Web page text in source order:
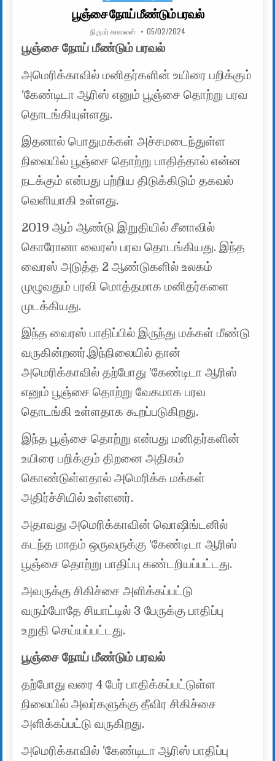
பூஞ்சை நோய் மீண்டும் பரவல்
AUTHOR:
நிருபர் காவலன் PUBLISHED DATE:
05/02/2024
பூஞ்சை நோய் மீண்டும் பரவல்
அமெரிக்காவில் மனிதர்களின் உயிரை பறிக்கும்
‛கேண்டிடா ஆரிஸ் எனும் பூஞ்சை தொற்று பரவ
தொடங்கியுள்ளது.
இதனால் பொதுமக்கள் அச்சமடைந்துள்ள
நிலையில் பூஞ்சை தொற்று பாதித்தால் என்ன
நடக்கும் என்பது பற்றிய திடுக்கிடும் தகவல்
வெளியாகி உள்ளது.
2019 ஆம் ஆண்டு இறுதியில் சீனாவில்
கொரோனா வைரஸ் பரவ தொடங்கியது. இந்த
வைரஸ் அடுத்த 2 ஆண்டுகளில் உலகம்
முழுவதும் பரவி மொத்தமாக மனிதர்களை
முடக்கியது.
இந்த வைரஸ் பாதிப்பில் இருந்து மக்கள் மீண்டு
வருகின்றனர்.இந்நிலையில் தான்
அமெரிக்காவில் தற்போது ‛கேண்டிடா ஆரிஸ்
எனும் பூஞ்சை தொற்று வேகமாக பரவ
தொடங்கி உள்ளதாக கூறப்படுகிறது.
இந்த பூஞ்சை தொற்று என்பது மனிதர்களின்
உயிரை பறிக்கும் திறனை அதிகம்
கொண்டுள்ளதால் அமெரிக்க மக்கள்
அதிர்ச்சியில் உள்ளனர்.
அதாவது அமெரிக்காவின் வொஷிங்டனில்
கடந்த மாதம் ஒருவருக்கு ‛கேண்டிடா ஆரிஸ்
பூஞ்சை தொற்று பாதிப்பு கண்டறியப்பட்டது.
அவருக்கு சிகிச்சை அளிக்கப்பட்டு
வரும்போதே சியாட்டில் 3 பேருக்கு பாதிப்பு
உறுதி செய்யப்பட்டது.
பூஞ்சை நோய் மீண்டும் பரவல்
தற்போது வரை 4 பேர் பாதிக்கப்பட்டுள்ள
நிலையில் அவர்களுக்கு தீவிர சிகிச்சை
அளிக்கப்பட்டு வருகிறது.
அமெரிக்காவில் ‛கேண்டிடா ஆரிஸ் பாதிப்பு